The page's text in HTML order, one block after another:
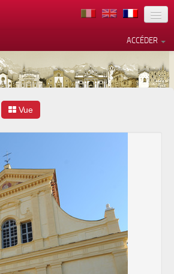
ACCÉDER
Vue
Vos choix en matière de
confidentialité